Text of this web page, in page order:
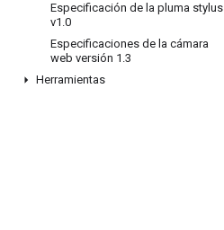
Especificación de la pluma stylus
v1 .0
Especificaciones de la cámara
web versión 1 .3
Herramientas